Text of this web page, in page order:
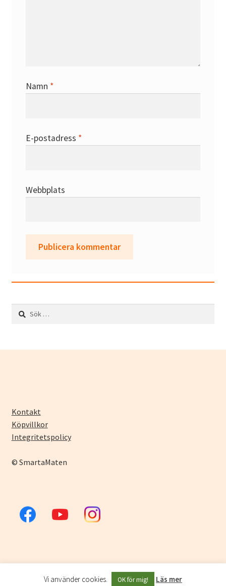
Namn *
E-postadress *
Webbplats
Sök
efter:
Kontakt
Köpvillkor
Integritetspolicy
© SmartaMaten
Vi använder cookies. OK för mig! Läs mer